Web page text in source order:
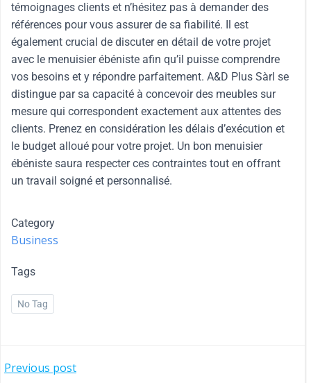
témoignages clients et n’hésitez pas à demander des
références pour vous assurer de sa fiabilité. Il est
également crucial de discuter en détail de votre projet
avec le menuisier ébéniste afin qu’il puisse comprendre
vos besoins et y répondre parfaitement. A&D Plus Sàrl se
distingue par sa capacité à concevoir des meubles sur
mesure qui correspondent exactement aux attentes des
clients. Prenez en considération les délais d’exécution et
le budget alloué pour votre projet. Un bon menuisier
ébéniste saura respecter ces contraintes tout en offrant
un travail soigné et personnalisé.
Category
Business
Tags
No Tag
Previous post